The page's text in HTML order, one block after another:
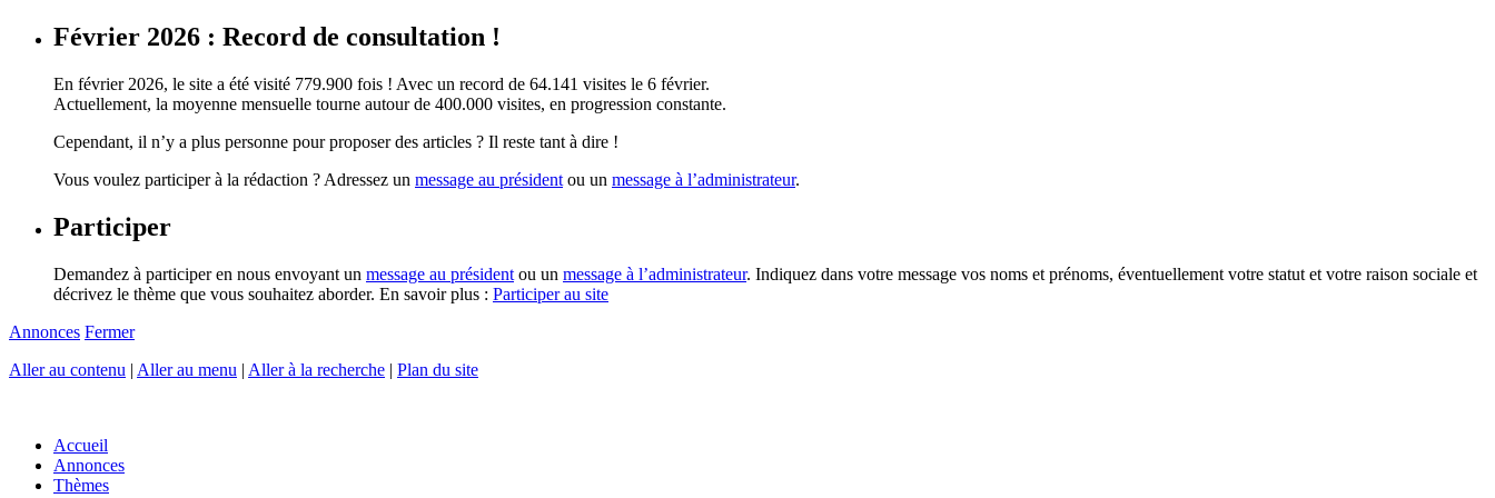
Février 2026 : Record de consultation !
En février 2026, le site a été visité 779.900 fois ! Avec un record de 64.141 visites le 6 février.
Actuellement, la moyenne mensuelle tourne autour de 400.000 visites, en progression constante.
Cependant, il n’y a plus personne pour proposer des articles ? Il reste tant à dire !
Vous voulez participer à la rédaction ? Adressez un message au président ou un message à l’administrateur.
Participer
Demandez à participer en nous envoyant un message au président ou un message à l’administrateur. Indiquez dans votre message vos noms et prénoms, éventuellement votre statut et votre raison sociale et
décrivez le thème que vous souhaitez aborder. En savoir plus : Participer au site
Annonces Fermer
Aller au contenu | Aller au menu | Aller à la recherche | Plan du site
Accueil
Annonces
Thèmes